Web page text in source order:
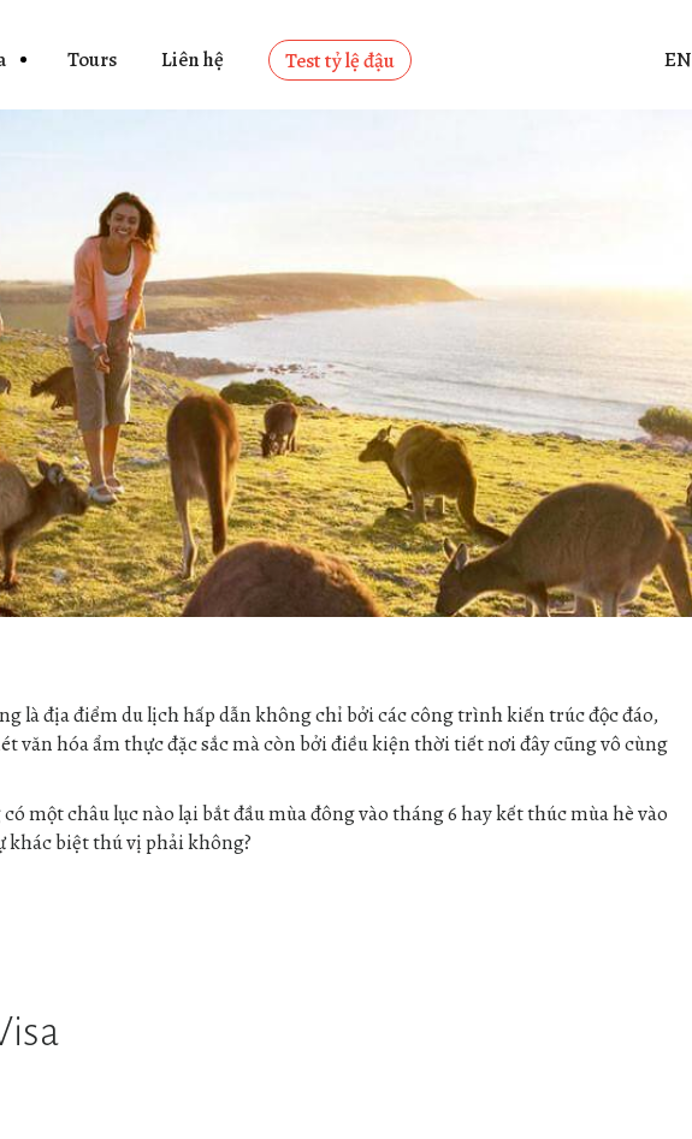
Tours Liên hệ Test tỷ lệ đậu EN
là địa điểm du lịch hấp dẫn không chỉ bởi các công trình kiến trúc độc đáo,
văn hóa ẩm thực đặc sắc mà còn bởi điều kiện thời tiết nơi đây cũng vô cùng
một châu lục nào lại bắt đầu mùa đông vào tháng 6 hay kết thúc mùa hè vào
khác biệt thú vị phải không?